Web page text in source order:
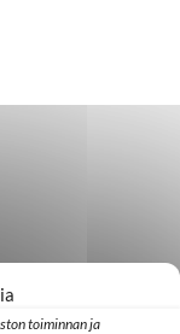
toiminnan ja